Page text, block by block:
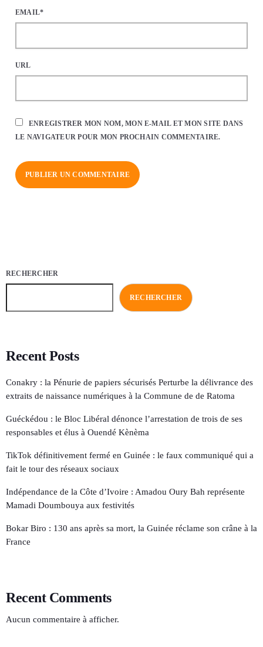
EMAIL*
URL
ENREGISTRER MON NOM, MON E-MAIL ET MON SITE DANS
LE NAVIGATEUR POUR MON PROCHAIN COMMENTAIRE.
RECHERCHER
RECHERCHER
Recent Posts
Conakry : la Pénurie de papiers sécurisés Perturbe la délivrance des
extraits de naissance numériques à la Commune de de Ratoma
Guéckédou : le Bloc Libéral dénonce l’arrestation de trois de ses
responsables et élus à Ouendé Kènèma
TikTok définitivement fermé en Guinée : le faux communiqué qui a
fait le tour des réseaux sociaux
Indépendance de la Côte d’Ivoire : Amadou Oury Bah représente
Mamadi Doumbouya aux festivités
Bokar Biro : 130 ans après sa mort, la Guinée réclame son crâne à la
France
Recent Comments
Aucun commentaire à afficher.